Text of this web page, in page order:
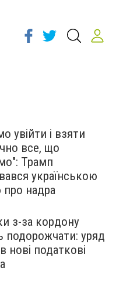
увійти і взяти
все, що
Трамп
українською
надра
з-за кордону
подорожчати: уряд
нові податкові